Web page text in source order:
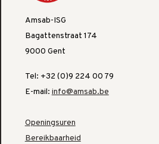
Amsab-ISG
Bagattenstraat 174
9000 Gent
Tel: +32 (0)9 224 00 79
E-mail: info@amsab.be
Openingsuren
Bereikbaarheid